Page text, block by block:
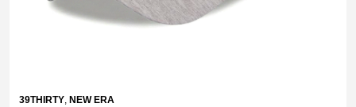
39THIRTY, NEW ERA